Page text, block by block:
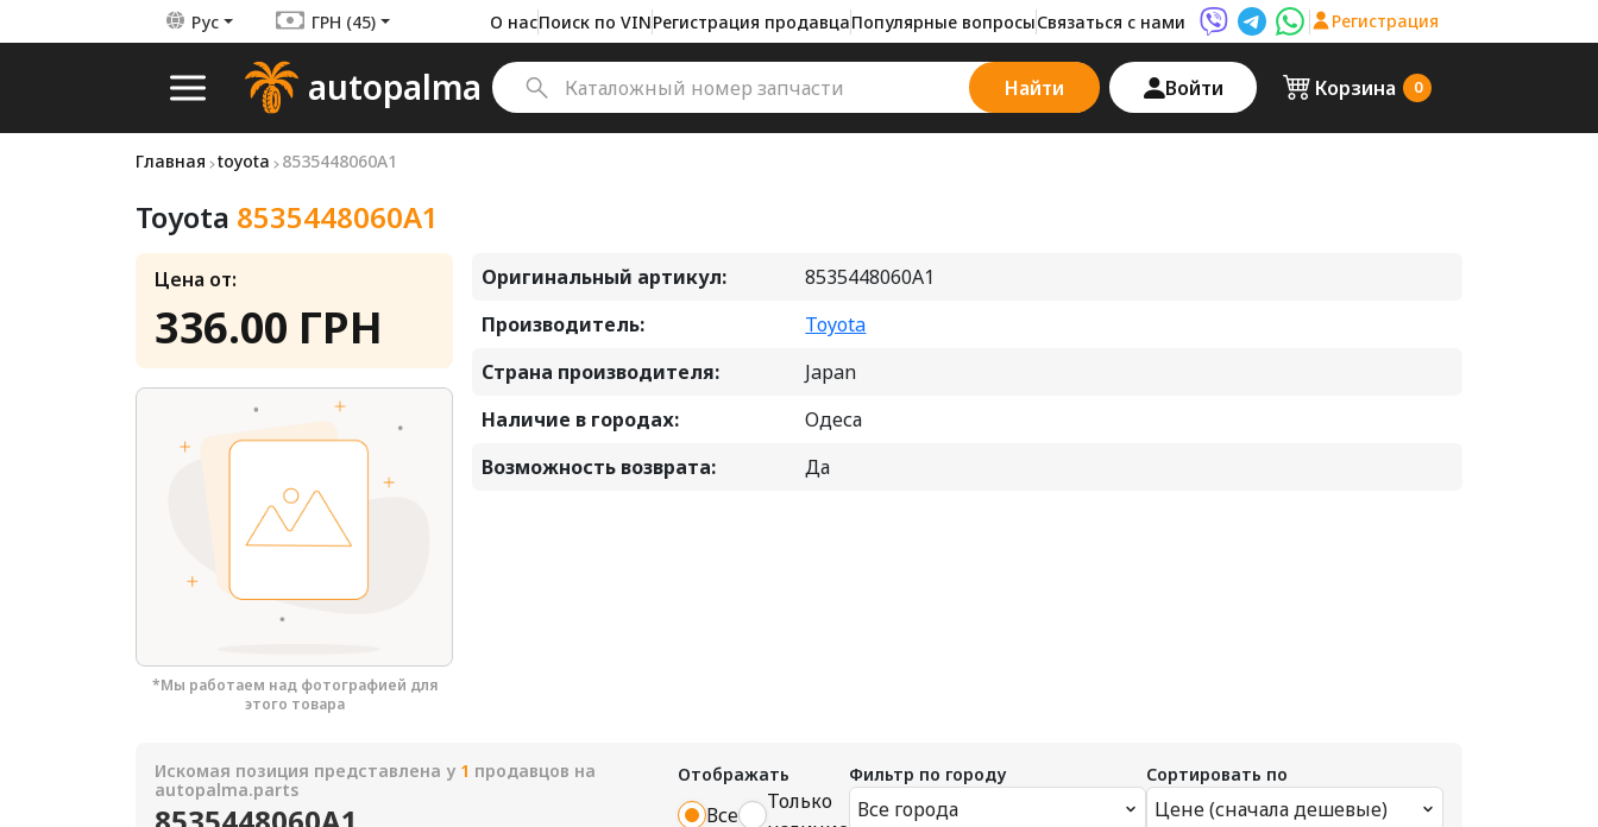
Рус ГРН (45) О насПоиск по VINРегистрация продавцаПопулярные вопросыСвязаться с нами Viber AutoPalma
Telegram AutoPalma
WhatsApp AutoPalma
Регистрация
autopalma Найти Войти Корзина 0
Главная toyota 8535448060A1
Toyota 8535448060A1
Цена от:
336.00 ГРН
*Мы работаем над фотографией для
этого товара
Оригинальный артикул:
8535448060A1
Производитель:
Toyota
Страна производителя:
Japan
Наличие в городах:
Одеса
Возможность возврата:
Да
Искомая позиция представлена у 1 продавцов на
autopalma.parts
Отображать
Все
Только
Фильтр по городу
Все города
Сортировать по
Цене (сначала дешевые)